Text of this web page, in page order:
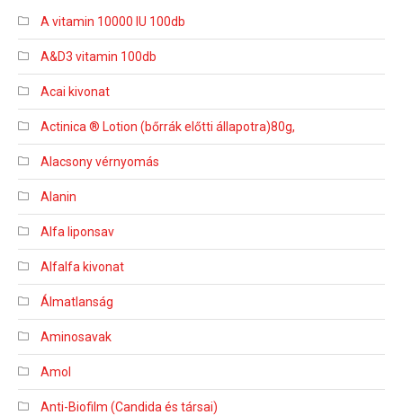
A vitamin 10000 IU 100db
A&D3 vitamin 100db
Acai kivonat
Actinica ® Lotion (bőrrák előtti állapotra)80g,
Alacsony vérnyomás
Alanin
Alfa liponsav
Alfalfa kivonat
Álmatlanság
Aminosavak
Amol
Anti-Biofilm (Candida és társai)